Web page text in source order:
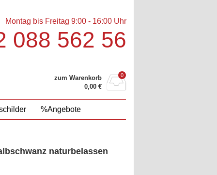
Montag bis Freitag 9:00 - 16:00 Uhr
088 562 56‬
zum Warenkorb
0,00€
0
%Angebote
naturbelassen